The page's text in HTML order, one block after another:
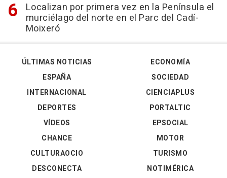
Localizan por primera vez en la Península el
murciélago del norte en el Parc del Cadí-
Moixeró
ÚLTIMAS NOTICIAS
ESPAÑA
INTERNACIONAL
DEPORTES
VÍDEOS
ECONOMÍA
SOCIEDAD
CIENCIAPLUS
PORTALTIC
EPSOCIAL
CHANCE
CULTURAOCIO
DESCONECTA
MOTOR
TURISMO
NOTIMÉRICA